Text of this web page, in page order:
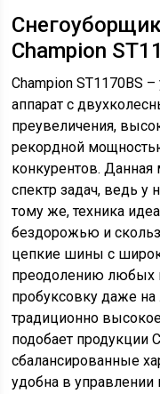
Champion
Champion ST1170BS
аппарат с
преувеличения,
рекордной
конкурентов. Данная
спектр задач, ведь
тому же, техника
бездорожью и
цепкие шины с
преодолению любых
пробуксовку даже
традиционно
подобает продукции
сбалансированные
удобна в управлении